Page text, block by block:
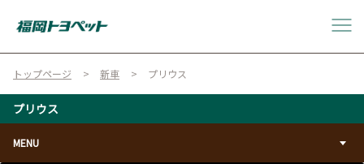
トップページ 新車 プリウス
プリウス
MENU